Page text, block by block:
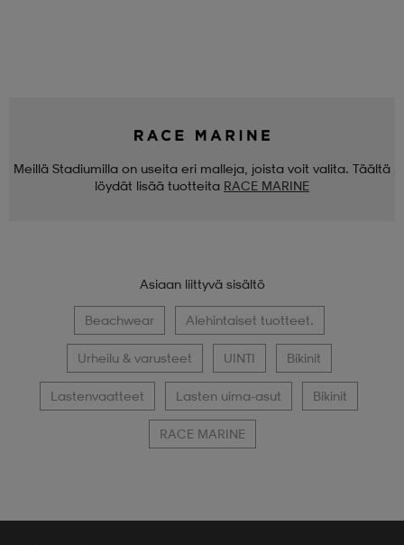
Meillä Stadiumilla on useita eri malleja, joista voit valita. Täältä
löydät lisää tuotteita RACE MARINE
Asiaan liittyvä sisältö
Beachwear Alehintaiset tuotteet.
Urheilu & varusteet UINTI Bikinit
Lastenvaatteet Lasten uima-asut Bikinit
RACE MARINE